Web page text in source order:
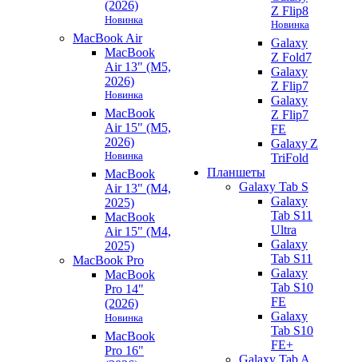
(2026)
Новинка
MacBook Air
MacBook
Air 13" (M5,
2026)
Новинка
MacBook
Air 15" (M5,
2026)
Новинка
MacBook
Air 13" (M4,
2025)
MacBook
Air 15" (M4,
2025)
MacBook Pro
MacBook
Pro 14"
(2026)
Новинка
MacBook
Pro 16"
Z Flip8
Новинка
Galaxy
Z Fold7
Galaxy
Z Flip7
Galaxy
Z Flip7
FE
Galaxy Z
TriFold
Планшеты
Galaxy Tab S
Galaxy
Tab S11
Ultra
Galaxy
Tab S11
Galaxy
Tab S10
FE
Galaxy
Tab S10
FE+
Galaxy Tab A